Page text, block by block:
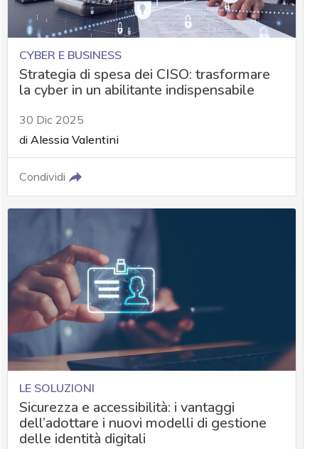
CYBER E BUSINESS
Strategia di spesa dei CISO: trasformare
la cyber in un abilitante indispensabile
30 Dic 2025
di Alessia Valentini
Condividi
LE SOLUZIONI
Sicurezza e accessibilità: i vantaggi
dell’adottare i nuovi modelli di gestione
delle identità digitali